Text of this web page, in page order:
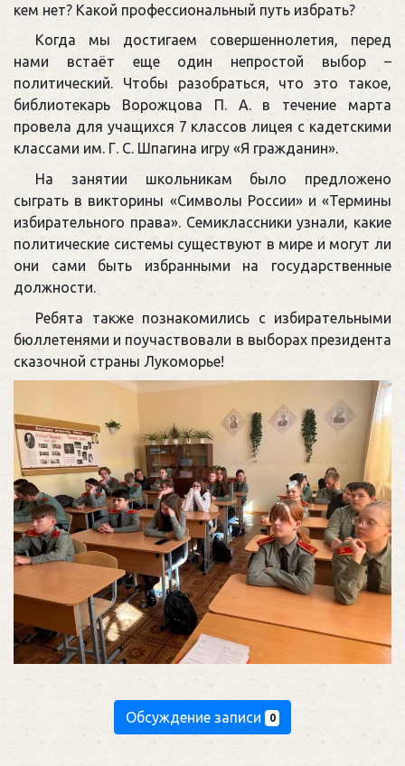
кем нет? Какой профессиональный путь избрать?
Когда мы достигаем совершеннолетия, перед
нами встаёт еще один непростой выбор –
политический. Чтобы разобраться, что это такое,
библиотекарь Ворожцова П. А. в течение марта
провела для учащихся 7 классов лицея с кадетскими
классами им. Г. С. Шпагина игру «Я гражданин».
На занятии школьникам было предложено
сыграть в викторины «Символы России» и «Термины
избирательного права». Семиклассники узнали, какие
политические системы существуют в мире и могут ли
они сами быть избранными на государственные
должности.
Ребята также познакомились с избирательными
бюллетенями и поучаствовали в выборах президента
сказочной страны Лукоморье!
Обсуждение записи 0